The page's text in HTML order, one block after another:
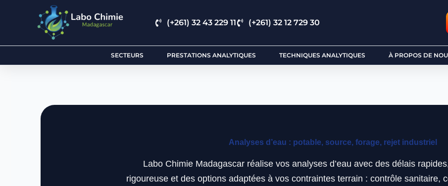
(+261) 32 43 229 11 (+261) 32 12 729 30
SECTEURS PRESTATIONS ANALYTIQUES TECHNIQUES ANALYTIQUES À PROPOS DE
Analyses d’eau : potable, source, forage, rejet industriel
Labo Chimie Madagascar réalise vos analyses d’eau avec des délais
rigoureuse et des options adaptées à vos contraintes terrain : contrôle sanitaire,